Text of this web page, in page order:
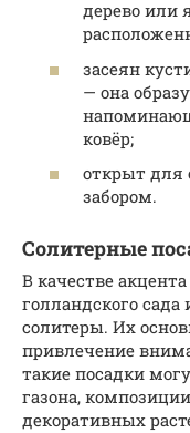
дерево или
засеян
— она
ковёр;
открыт для
забором.
Солитерные
В качестве
голландского
солитеры. Их
привлечение
такие посадки
газона,
декоративных